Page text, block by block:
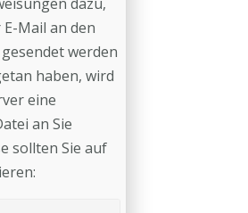
Mail an den
werden
haben, wird
eine
an Sie
sollten Sie auf